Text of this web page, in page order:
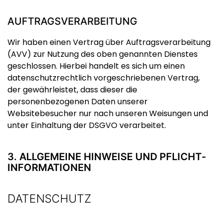
AUFTRAGSVERARBEITUNG
Wir haben einen Vertrag über Auftragsverarbeitung
(AVV) zur Nutzung des oben genannten Dienstes
geschlossen. Hierbei handelt es sich um einen
datenschutzrechtlich vorgeschriebenen Vertrag,
der gewährleistet, dass dieser die
personenbezogenen Daten unserer
Websitebesucher nur nach unseren Weisungen und
unter Einhaltung der DSGVO verarbeitet.
3. ALLGEMEINE HINWEISE UND PFLICHT­
INFORMATIONEN
DATENSCHUTZ